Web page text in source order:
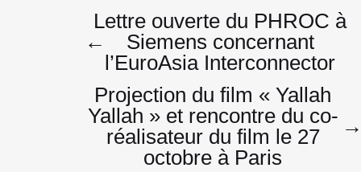
Navigation
de
←
Lettre ouverte du PHROC à
Siemens concernant
l’EuroAsia Interconnector
Projection du film « Yallah
Yallah » et rencontre du co-
réalisateur du film le 27
octobre à Paris
→